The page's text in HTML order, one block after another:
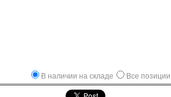
В наличии на складе Все позиции